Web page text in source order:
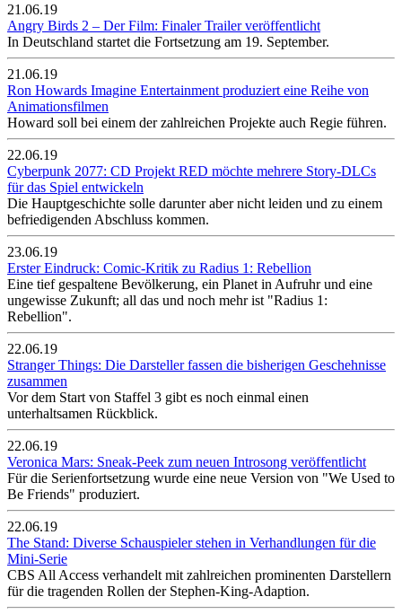
21.06.19
Angry Birds 2 – Der Film: Finaler Trailer veröffentlicht
In Deutschland startet die Fortsetzung am 19. September.
21.06.19
Ron Howards Imagine Entertainment produziert eine Reihe von
Animationsfilmen
Howard soll bei einem der zahlreichen Projekte auch Regie führen.
22.06.19
Cyberpunk 2077: CD Projekt RED möchte mehrere Story-DLCs
für das Spiel entwickeln
Die Hauptgeschichte solle darunter aber nicht leiden und zu einem
befriedigenden Abschluss kommen.
23.06.19
Erster Eindruck: Comic-Kritik zu Radius 1: Rebellion
Eine tief gespaltene Bevölkerung, ein Planet in Aufruhr und eine
ungewisse Zukunft; all das und noch mehr ist "Radius 1:
Rebellion".
22.06.19
Stranger Things: Die Darsteller fassen die bisherigen Geschehnisse
zusammen
Vor dem Start von Staffel 3 gibt es noch einmal einen
unterhaltsamen Rückblick.
22.06.19
Veronica Mars: Sneak-Peek zum neuen Introsong veröffentlicht
Für die Serienfortsetzung wurde eine neue Version von "We Used to
Be Friends" produziert.
22.06.19
The Stand: Diverse Schauspieler stehen in Verhandlungen für die
Mini-Serie
CBS All Access verhandelt mit zahlreichen prominenten Darstellern
für die tragenden Rollen der Stephen-King-Adaption.